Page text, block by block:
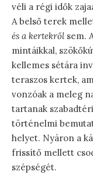
véli a régi idők
A belső terek
és a kertekről sem.
mintáikkal,
kellemes sétára
teraszos kertek,
vonzóak a meleg
tartanak
történelmi
helyet. Nyáron a
frissítő mellett
szépségét.